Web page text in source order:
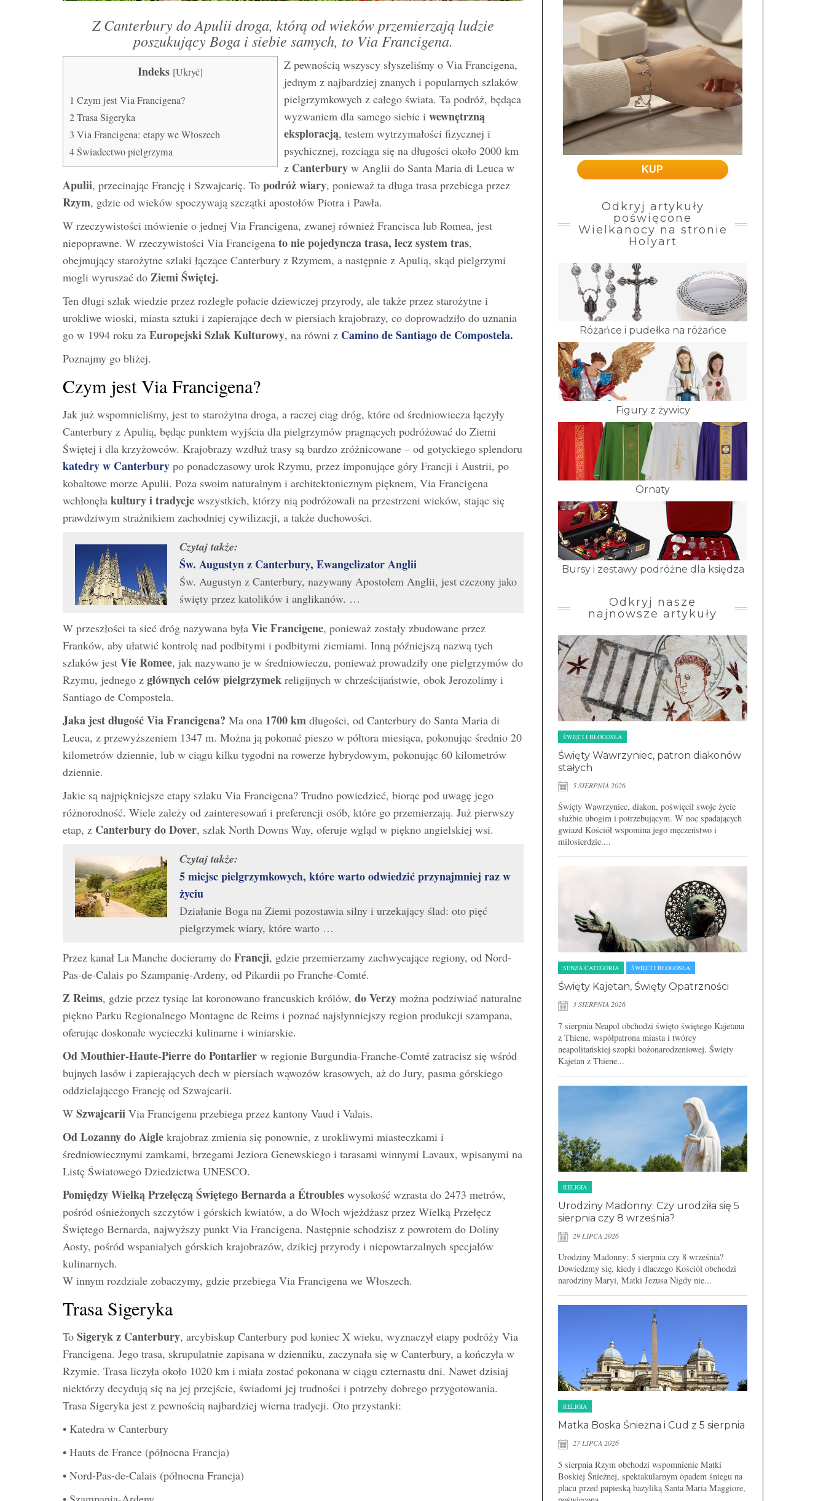
Z Canterbury do Apulii droga, którą od wieków przemierzają ludzie
poszukujący Boga i siebie samych, to Via Francigena.
Indeks [Ukryć]
1 Czym jest Via Francigena?
2Trasa Sigeryka
3 Via Francigena: etapy we Włoszech
4Świadectwo pielgrzyma
Z pewnością wszyscy słyszeliśmy o Via Francigena,
jednym z najbardziej znanych i popularnych szlaków
pielgrzymkowych z całego świata. Ta podróż, będąca
wyzwaniem dla samego siebie i wewnętrzną
eksploracją, testem wytrzymałości fizycznej i
psychicznej, rozciąga się na długości około 2000 km
z Canterbury w Anglii do Santa Maria di Leuca w
Apulii, przecinając Francję i Szwajcarię. To podróż wiary, ponieważ ta długa trasa przebiega przez
Rzym, gdzie od wieków spoczywają szczątki apostołów Piotra i Pawła.
W rzeczywistości mówienie o jednej Via Francigena, zwanej również Francisca lub Romea, jest
niepoprawne. W rzeczywistości Via Francigena to nie pojedyncza trasa, lecz system tras,
obejmujący starożytne szlaki łączące Canterbury z Rzymem, a następnie z Apulią, skąd pielgrzymi
mogli wyruszać do Ziemi Świętej.
Ten długi szlak wiedzie przez rozległe połacie dziewiczej przyrody, ale także przez starożytne i
urokliwe wioski, miasta sztuki i zapierające dech w piersiach krajobrazy, co doprowadziło do uznania
go w 1994 roku za Europejski Szlak Kulturowy, na równi z Camino de Santiago de Compostela.
Poznajmy go bliżej.
Czym jest Via Francigena?
Jak już wspomnieliśmy, jest to starożytna droga, a raczej ciąg dróg, które od średniowiecza łączyły
Canterbury z Apulią, będąc punktem wyjścia dla pielgrzymów pragnących podróżować do Ziemi
Świętej i dla krzyżowców. Krajobrazy wzdłuż trasy są bardzo zróżnicowane – od gotyckiego splendoru
katedry w Canterbury po ponadczasowy urok Rzymu, przez imponujące góry Francji i Austrii, po
kobaltowe morze Apulii. Poza swoim naturalnym i architektonicznym pięknem, Via Francigena
wchłonęła kultury i tradycje wszystkich, którzy nią podróżowali na przestrzeni wieków, stając się
prawdziwym strażnikiem zachodniej cywilizacji, a także duchowości.
Czytaj także:
Św. Augustyn z Canterbury, Ewangelizator Anglii
Św. Augustyn z Canterbury, nazywany Apostołem Anglii, jest czczony jako
święty przez katolików i anglikanów. …
W przeszłości ta sieć dróg nazywana była Vie Francigene, ponieważ zostały zbudowane przez
Franków, aby ułatwić kontrolę nad podbitymi i podbitymi ziemiami. Inną późniejszą nazwą tych
szlaków jest Vie Romee, jak nazywano je w średniowieczu, ponieważ prowadziły one pielgrzymów do
Rzymu, jednego z głównych celów pielgrzymek religijnych w chrześcijaństwie, obok Jerozolimy i
Santiago de Compostela.
Jaka jest długość Via Francigena? Ma ona 1700 km długości, od Canterbury do Santa Maria di
Leuca, z przewyższeniem 1347 m. Można ją pokonać pieszo w półtora miesiąca, pokonując średnio 20
kilometrów dziennie, lub w ciągu kilku tygodni na rowerze hybrydowym, pokonując 60 kilometrów
dziennie.
Jakie są najpiękniejsze etapy szlaku Via Francigena? Trudno powiedzieć, biorąc pod uwagę jego
różnorodność. Wiele zależy od zainteresowań i preferencji osób, które go przemierzają. Już pierwszy
etap, z Canterbury do Dover, szlak North Downs Way, oferuje wgląd w piękno angielskiej wsi.
Czytaj także:
5 miejsc pielgrzymkowych, które warto odwiedzić przynajmniej raz w
życiu
Działanie Boga na Ziemi pozostawia silny i urzekający ślad: oto pięć
pielgrzymek wiary, które warto …
Przez kanał La Manche docieramy do Francji, gdzie przemierzamy zachwycające regiony, od Nord-
Pas-de-Calais po Szampanię-Ardeny, od Pikardii po Franche-Comté.
Z Reims, gdzie przez tysiąc lat koronowano francuskich królów, do Verzy można podziwiać naturalne
piękno Parku Regionalnego Montagne de Reims i poznać najsłynniejszy region produkcji szampana,
oferując doskonałe wycieczki kulinarne i winiarskie.
Od Mouthier-Haute-Pierre do Pontarlier w regionie Burgundia-Franche-Comté zatracisz się wśród
bujnych lasów i zapierających dech w piersiach wąwozów krasowych, aż do Jury, pasma górskiego
oddzielającego Francję od Szwajcarii.
W Szwajcarii Via Francigena przebiega przez kantony Vaud i Valais.
Od Lozanny do Aigle krajobraz zmienia się ponownie, z urokliwymi miasteczkami i
średniowiecznymi zamkami, brzegami Jeziora Genewskiego i tarasami winnymi Lavaux, wpisanymi na
Listę Światowego Dziedzictwa UNESCO.
Pomiędzy Wielką Przełęczą Świętego Bernarda a Étroubles wysokość wzrasta do 2473 metrów,
pośród ośnieżonych szczytów i górskich kwiatów, a do Włoch wjeżdżasz przez Wielką Przełęcz
Świętego Bernarda, najwyższy punkt Via Francigena. Następnie schodzisz z powrotem do Doliny
Aosty, pośród wspaniałych górskich krajobrazów, dzikiej przyrody i niepowtarzalnych specjałów
kulinarnych.
W innym rozdziale zobaczymy, gdzie przebiega Via Francigena we Włoszech.
Trasa Sigeryka
To Sigeryk z Canterbury, arcybiskup Canterbury pod koniec X wieku, wyznaczył etapy podróży Via
Francigena. Jego trasa, skrupulatnie zapisana w dzienniku, zaczynała się w Canterbury, a kończyła w
Rzymie. Trasa liczyła około 1020 km i miała zostać pokonana w ciągu czternastu dni. Nawet dzisiaj
niektórzy decydują się na jej przejście, świadomi jej trudności i potrzeby dobrego przygotowania.
Trasa Sigeryka jest z pewnością najbardziej wierna tradycji. Oto przystanki:
• Katedra w Canterbury
• Hauts de France (północna Francja)
• Nord-Pas-de-Calais (północna Francja)
KUP
Odkryj artykuły
poświęcone
Wielkanocy na stronie
Holyart
Różańce i pudełka na różańce
Figury z żywicy
Ornaty
Bursy i zestawy podróżne dla księdza
Odkryj nasze
najnowsze artykuły
ŚWIĘCI I BŁOGOSŁA
Święty Wawrzyniec, patron diakonów
stałych
5 SIERPNIA 2026
Święty Wawrzyniec, diakon, poświęcił swoje życie
służbie ubogim i potrzebującym. W noc spadających
gwiazd Kościół wspomina jego męczeństwo i
miłosierdzie....
SENZA CATEGORIA ŚWIĘCI I BŁOGOSŁA
Święty Kajetan, Święty Opatrzności
3 SIERPNIA 2026
7 sierpnia Neapol obchodzi święto świętego Kajetana
z Thiene, współpatrona miasta i twórcy
neapolitańskiej szopki bożonarodzeniowej. Święty
Kajetan z Thiene...
RELIGIA
Urodziny Madonny: Czy urodziła się 5
sierpnia czy 8 września?
29 LIPCA 2026
Urodziny Madonny: 5 sierpnia czy 8 września?
Dowiedzmy się, kiedy i dlaczego Kościół obchodzi
narodziny Maryi, Matki Jezusa Nigdy nie...
RELIGIA
Matka Boska Śnieżna i Cud z 5 sierpnia
27 LIPCA 2026
5 sierpnia Rzym obchodzi wspomnienie Matki
Boskiej Śnieżnej, spektakularnym opadem śniegu na
placu przed papieską bazyliką Santa Maria Maggiore,